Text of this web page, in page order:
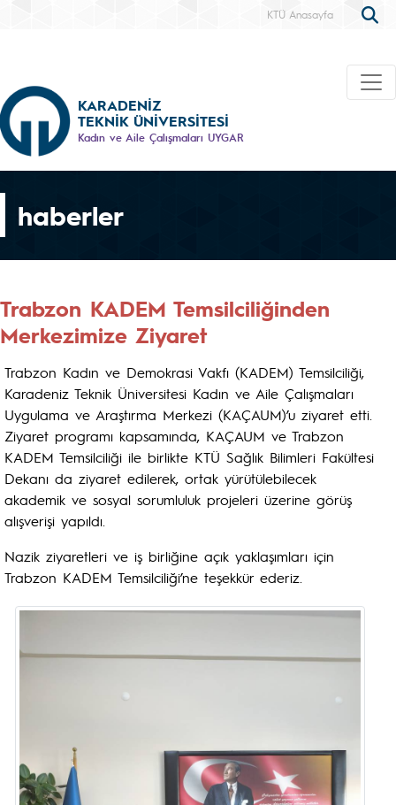
KTÜ Anasayfa
KARADENİZ
TEKNİK ÜNİVERSİTESİ
Kadın ve Aile Çalışmaları UYGAR
haberler
Trabzon KADEM Temsilciliğinden
Merkezimize Ziyaret
Trabzon Kadın ve Demokrasi Vakfı (KADEM) Temsilciliği,
Karadeniz Teknik Üniversitesi Kadın ve Aile Çalışmaları
Uygulama ve Araştırma Merkezi (KAÇAUM)’u ziyaret etti.
Ziyaret programı kapsamında, KAÇAUM ve Trabzon
KADEM Temsilciliği ile birlikte KTÜ Sağlık Bilimleri Fakültesi
Dekanı da ziyaret edilerek, ortak yürütülebilecek
akademik ve sosyal sorumluluk projeleri üzerine görüş
alışverişi yapıldı.
Nazik ziyaretleri ve iş birliğine açık yaklaşımları için
Trabzon KADEM Temsilciliği’ne teşekkür ederiz.